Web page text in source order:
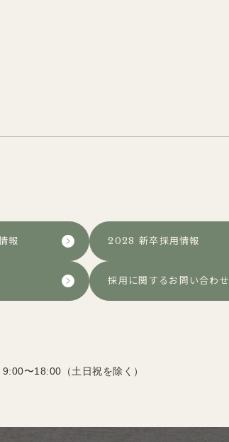
報 2028 新卒採用情報
採用に関するお問い合わせ
9:00〜18:00（土日祝を除く）